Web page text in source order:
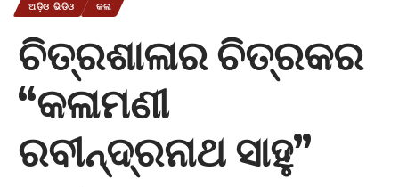
ଅଡ଼ିଓ ଭିଡିଓ କଳା
ଚିତ୍ରଶାଳାର ଚିତ୍ରକର
“କଳାମଣୀ
ରବୀନ୍ଦ୍ରନାଥ ସାହୁ”